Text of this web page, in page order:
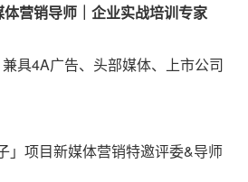
营销导师｜企业实战培训专家
具4A广告、头部媒体、上市公司
」项目新媒体营销特邀评委&导师